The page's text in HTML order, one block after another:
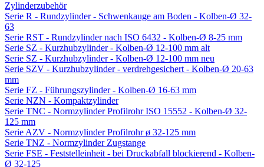
Zylinderzubehör
Serie R - Rundzylinder - Schwenkauge am Boden - Kolben-Ø 32-
63
Serie RST - Rundzylinder nach ISO 6432 - Kolben-Ø 8-25 mm
Serie SZ - Kurzhubzylinder - Kolben-Ø 12-100 mm alt
Serie SZ - Kurzhubzylinder - Kolben-Ø 12-100 mm neu
Serie SZV - Kurzhubzylinder - verdrehgesichert - Kolben-Ø 20-63
mm
Serie FZ - Führungszylinder - Kolben-Ø 16-63 mm
Serie NZN - Kompaktzylinder
Serie TNC - Normzylinder Profilrohr ISO 15552 - Kolben-Ø 32-
125 mm
Serie AZV - Normzylinder Profilrohr ø 32-125 mm
Serie TNZ - Normzylinder Zugstange
Serie FSE - Feststelleinheit - bei Druckabfall blockierend - Kolben-
Ø 32-125